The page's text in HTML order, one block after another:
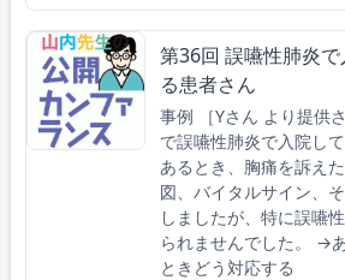
第36回 誤嚥性肺炎
る患者さん
事例 ［Yさん より提供
で誤嚥性肺炎で入院し
あるとき、胸痛を訴え
図、バイタルサイン、
しましたが、特に誤嚥
られませんでした。 →
ときどう対応する